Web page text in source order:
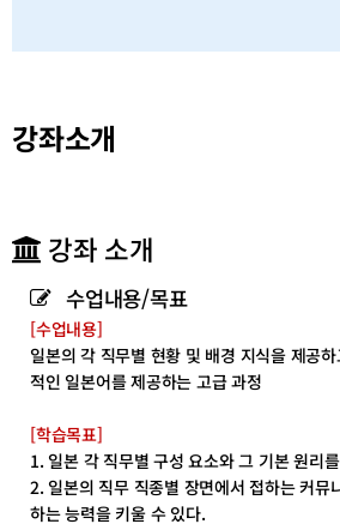
강좌소개
강좌 소개
수업내용/목표
[수업내용]
일본의 각 직무별 현황 및 배경 지식을 제공
적인 일본어를 제공하는 고급 과정
[학습목표]
1. 일본 각 직무별 구성 요소와 그 기본 원리
2. 일본의 직무 직종별 장면에서 접하는 커뮤
하는 능력을 키울 수 있다.